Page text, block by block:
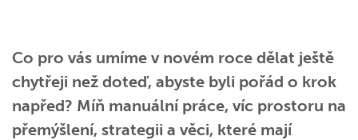
Co pro vás umíme v novém roce dělat ještě
chytřeji než doteď, abyste byli pořád o krok
napřed? Míň manuální práce, víc prostoru na
přemýšlení, strategii a věci, které mají